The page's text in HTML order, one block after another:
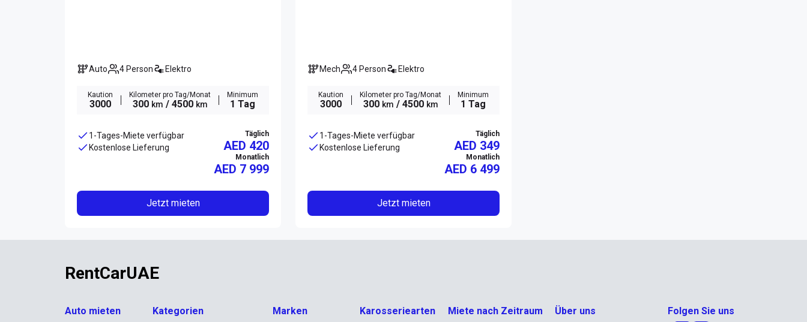
Auto 4 Person Elektro
Kaution
3000
Kilometer pro Tag/Monat
300 km / 4500 km
Minimum
1 Tag
1-Tages-Miete verfügbar
Kostenlose Lieferung
Täglich
AED 420
Monatlich
AED 7 999
Jetzt mieten
Mech 4 Person Elektro
Kaution
3000
Kilometer pro Tag/Monat
300 km / 4500 km
Minimum
1 Tag
1-Tages-Miete verfügbar
Kostenlose Lieferung
Täglich
AED 349
Monatlich
AED 6 499
Jetzt mieten
RentCarUAE
Auto mieten Kategorien Marken Karosseriearten Miete nach Zeitraum Über uns Folgen Sie uns